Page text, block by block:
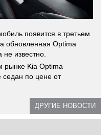
появится в третьем
обновленная Optima
не известно.
Kia Optima
седан по цене от
ДРУГИЕ НОВОСТИ